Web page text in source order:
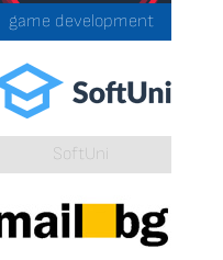
game development
SoftUni